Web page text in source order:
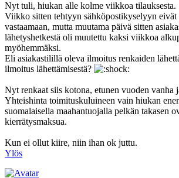
Nyt tuli, hiukan alle kolme viikkoa tilauksesta.
Viikko sitten tehtyyn sähköpostikyselyyn eivät
vastaamaan, mutta muutama päivä sitten
lähetyshetkestä oli muutettu kaksi viikkoa
myöhemmäksi.
Eli asiakastilillä oleva ilmoitus renkaiden
ilmoitus lähettämisestä?
Nyt renkaat siis kotona, etunen vuoden vanha
Yhteishinta toimituskuluineen vain hiukan
suomalaisella maahantuojalla pelkän takasen
kierrätysmaksua.
Kun ei ollut kiire, niin ihan ok juttu.
Ylös